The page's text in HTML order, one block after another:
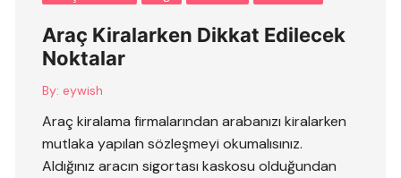
Araç Kiralarken Dikkat Edilecek
Noktalar
By: eywish
Araç kiralama firmalarından arabanızı kiralarken
mutlaka yapılan sözleşmeyi okumalısınız.
Aldığınız aracın sigortası kaskosu olduğundan